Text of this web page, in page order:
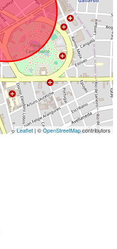
Leaflet | ©OpenStreetMapcontributors